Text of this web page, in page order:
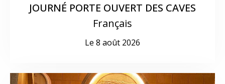
JOURNÉ PORTE OUVERT DES CAVES
Français
Le 8 août 2026